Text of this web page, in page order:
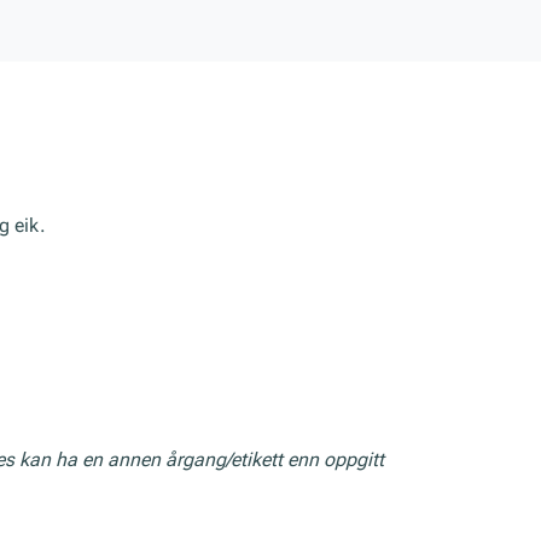
eik.
kan ha en annen årgang/etikett enn oppgitt